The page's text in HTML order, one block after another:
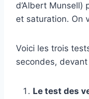
d’Albert Munsell)
et saturation. On
Voici les trois
secondes,
Le test des